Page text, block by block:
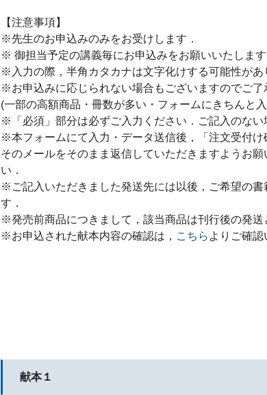
【注意事項】
※先生のお申込みのみをお受けします．
※ 御担当予定の講義毎にお申込みをお願いいたしま
※入力の際，半角カタカナは文字化けする可能性があ
※お申込みに応じられない場合もございますのでご了
(一部の高額商品・冊数が多い・フォームにきちんと
※「必須」部分は必ずご入力ください．ご記入のない
※本フォームにて入力・データ送信後，「注文受付け
そのメールをそのまま返信していただきますようお
い．
※ご記入いただきました発送先には以後，ご希望の
す．
※発売前商品につきまして，該当商品は刊行後の発送
※お申込された献本内容の確認は， こちら よりご確認
献本１